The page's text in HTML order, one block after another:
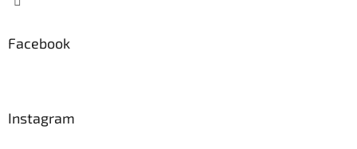
Facebook
Instagram